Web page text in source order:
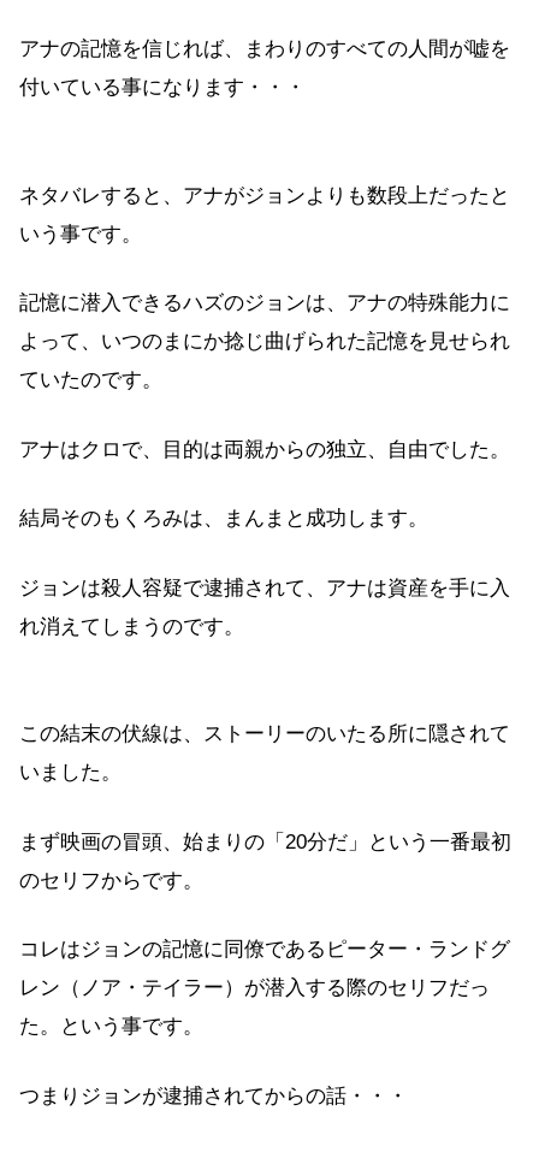
アナの記憶を信じれば、まわりのすべての人間が嘘を
付いている事になります・・・
ネタバレすると、アナがジョンよりも数段上だったと
いう事です。
記憶に潜入できるハズのジョンは、アナの特殊能力に
よって、いつのまにか捻じ曲げられた記憶を見せられ
ていたのです。
アナはクロで、目的は両親からの独立、自由でした。
結局そのもくろみは、まんまと成功します。
ジョンは殺人容疑で逮捕されて、アナは資産を手に入
れ消えてしまうのです。
この結末の伏線は、ストーリーのいたる所に隠されて
いました。
まず映画の冒頭、始まりの「20分だ」という一番最初
のセリフからです。
コレはジョンの記憶に同僚であるピーター・ランドグ
レン（ノア・テイラー）が潜入する際のセリフだっ
た。という事です。
つまりジョンが逮捕されてからの話・・・